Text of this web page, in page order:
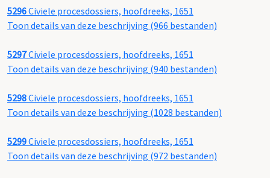
5296Civiele procesdossiers, hoofdreeks, 1651
Toon details van deze beschrijving (966 bestanden)
5297Civiele procesdossiers, hoofdreeks, 1651
Toon details van deze beschrijving (940 bestanden)
5298Civiele procesdossiers, hoofdreeks, 1651
Toon details van deze beschrijving (1028 bestanden)
5299Civiele procesdossiers, hoofdreeks, 1651
Toon details van deze beschrijving (972 bestanden)